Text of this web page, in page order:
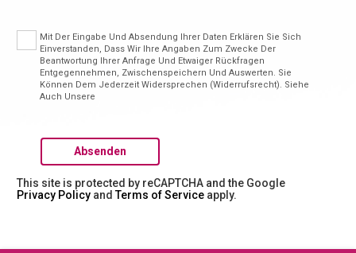
Mit Der Eingabe Und Absendung Ihrer Daten Erklären Sie Sich
Einverstanden, Dass Wir Ihre Angaben Zum Zwecke Der
Beantwortung Ihrer Anfrage Und Etwaiger Rückfragen
Entgegennehmen, Zwischenspeichern Und Auswerten. Sie
Können Dem Jederzeit Widersprechen (Widerrufsrecht). Siehe
Auch Unsere
This site is protected by reCAPTCHA and the Google
Privacy Policy andTerms of Service apply.